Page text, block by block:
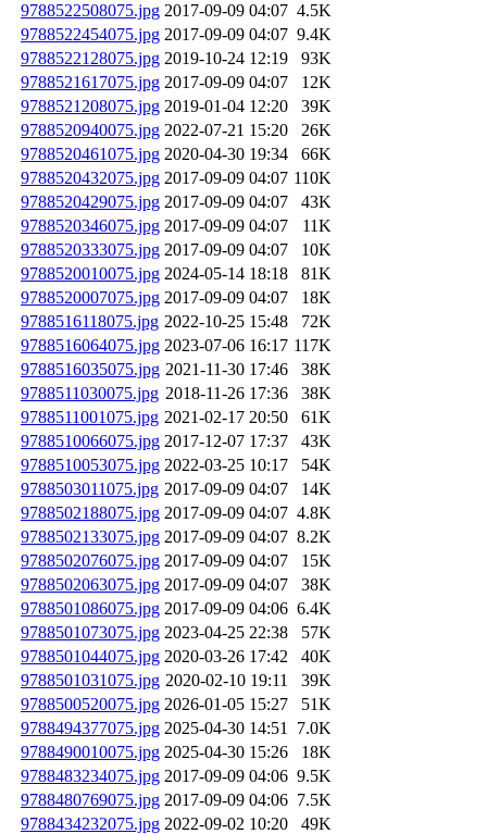
9788522508075.jpg 2017-09-09 04:07 4.5K
9788522454075.jpg 2017-09-09 04:07 9.4K
9788522128075.jpg 2019-10-24 12:19
93K
9788521617075.jpg 2017-09-09 04:07
12K
9788521208075.jpg 2019-01-04 12:20
39K
9788520940075.jpg 2022-07-21 15:20
26K
9788520461075.jpg 2020-04-30 19:34
66K
9788520432075.jpg 2017-09-09 04:07 110K
9788520429075.jpg 2017-09-09 04:07
43K
9788520346075.jpg 2017-09-09 04:07
11K
9788520333075.jpg 2017-09-09 04:07
10K
9788520010075.jpg 2024-05-14 18:18
81K
9788520007075.jpg 2017-09-09 04:07
18K
9788516118075.jpg 2022-10-25 15:48
72K
9788516064075.jpg 2023-07-06 16:17 117K
9788516035075.jpg 2021-11-30 17:46
38K
9788511030075.jpg 2018-11-26 17:36
38K
9788511001075.jpg 2021-02-17 20:50
61K
9788510066075.jpg 2017-12-07 17:37
43K
9788510053075.jpg 2022-03-25 10:17
54K
9788503011075.jpg 2017-09-09 04:07
14K
9788502188075.jpg 2017-09-09 04:07 4.8K
9788502133075.jpg 2017-09-09 04:07 8.2K
9788502076075.jpg 2017-09-09 04:07
15K
9788502063075.jpg 2017-09-09 04:07
38K
9788501086075.jpg 2017-09-09 04:06 6.4K
9788501073075.jpg 2023-04-25 22:38
57K
9788501044075.jpg 2020-03-26 17:42
40K
9788501031075.jpg 2020-02-10 19:11
39K
9788500520075.jpg 2026-01-05 15:27
51K
9788494377075.jpg 2025-04-30 14:51 7.0K
9788490010075.jpg 2025-04-30 15:26
18K
9788483234075.jpg 2017-09-09 04:06 9.5K
9788480769075.jpg 2017-09-09 04:06 7.5K
9788434232075.jpg 2022-09-02 10:20
49K